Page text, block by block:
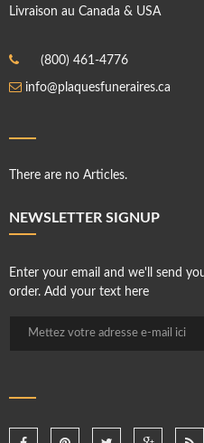
Livraison au Canada & USA
(800) 461-4776
info@plaquesfuneraires.ca
There are no Articles.
NEWSLETTER SIGNUP
Enter your email and we'll send
order. Add your text here